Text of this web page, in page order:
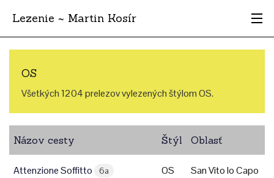
Lezenie ~ Martin Kosír
Najhodnotnejšie
Krajina
Štýl
Archív
OS
Všetkých 1204 prelezov vylezených štýlom OS.
Názov cesty Štýl Oblasť
Attenzione Soffitto 6a OS San Vito lo Capo